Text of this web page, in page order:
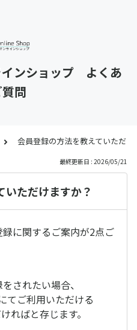
インショップ よくあ
問
会員登録の方法を教えていただけ
最終更新日 : 2026/05/21
いただけますか？
に関するご案内が2点ご
されたい場合、
てご利用いただける
ればと存じます。